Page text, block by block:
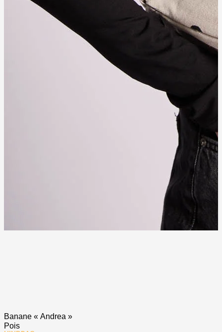
Banane « Andrea »
Pois